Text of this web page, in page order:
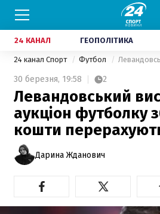
24 КАНАЛ ГЕОПОЛІТИКА
24 канал Спорт Футбол
30 березня, 19:58 2
Левандовський
аукціон футболку
кошти
Дарина Жданович